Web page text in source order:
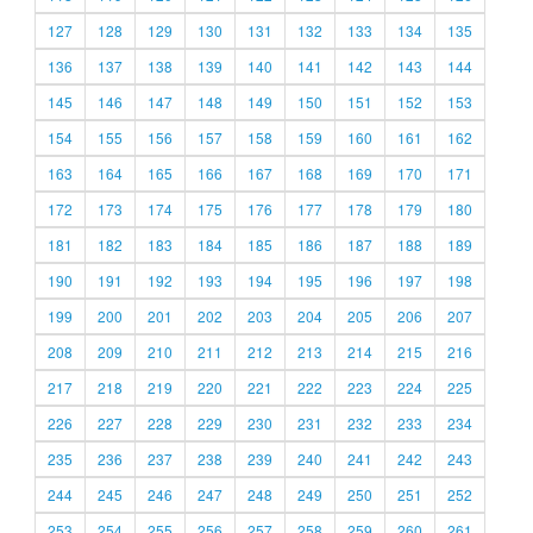
127
128 129 130 131 132 133 134
135
136
137 138 139 140 141 142 143
144
145
146 147 148 149 150 151 152
153
154
155 156 157 158 159 160 161
162
163
164 165 166 167 168 169 170
171
172
173 174 175 176 177 178 179
180
181
182 183 184 185 186 187 188
189
190
191 192 193 194 195 196 197
198
199
200 201 202 203 204 205 206
207
208
209 210 211 212 213 214 215
216
217
218 219 220 221 222 223 224
225
226
227 228 229 230 231 232 233
234
235
236 237 238 239 240 241 242
243
244
245 246 247 248 249 250 251
252